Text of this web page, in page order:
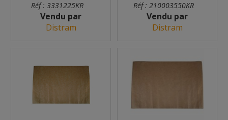
Réf : 3331225KR
Vendu par
Distram
Réf : 210003550KR
Vendu par
Distram